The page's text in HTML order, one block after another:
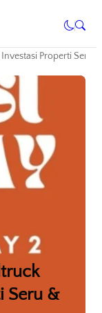
Properti Seru
Seru &